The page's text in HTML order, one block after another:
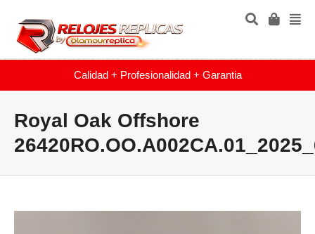
Calidad + Profesionalidad + Garantia
Royal Oak Offshore